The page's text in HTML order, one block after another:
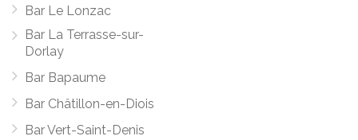
Bar Le Lonzac
Bar La Terrasse-sur-
Dorlay
Bar Bapaume
Bar Châtillon-en-Diois
Bar Vert-Saint-Denis